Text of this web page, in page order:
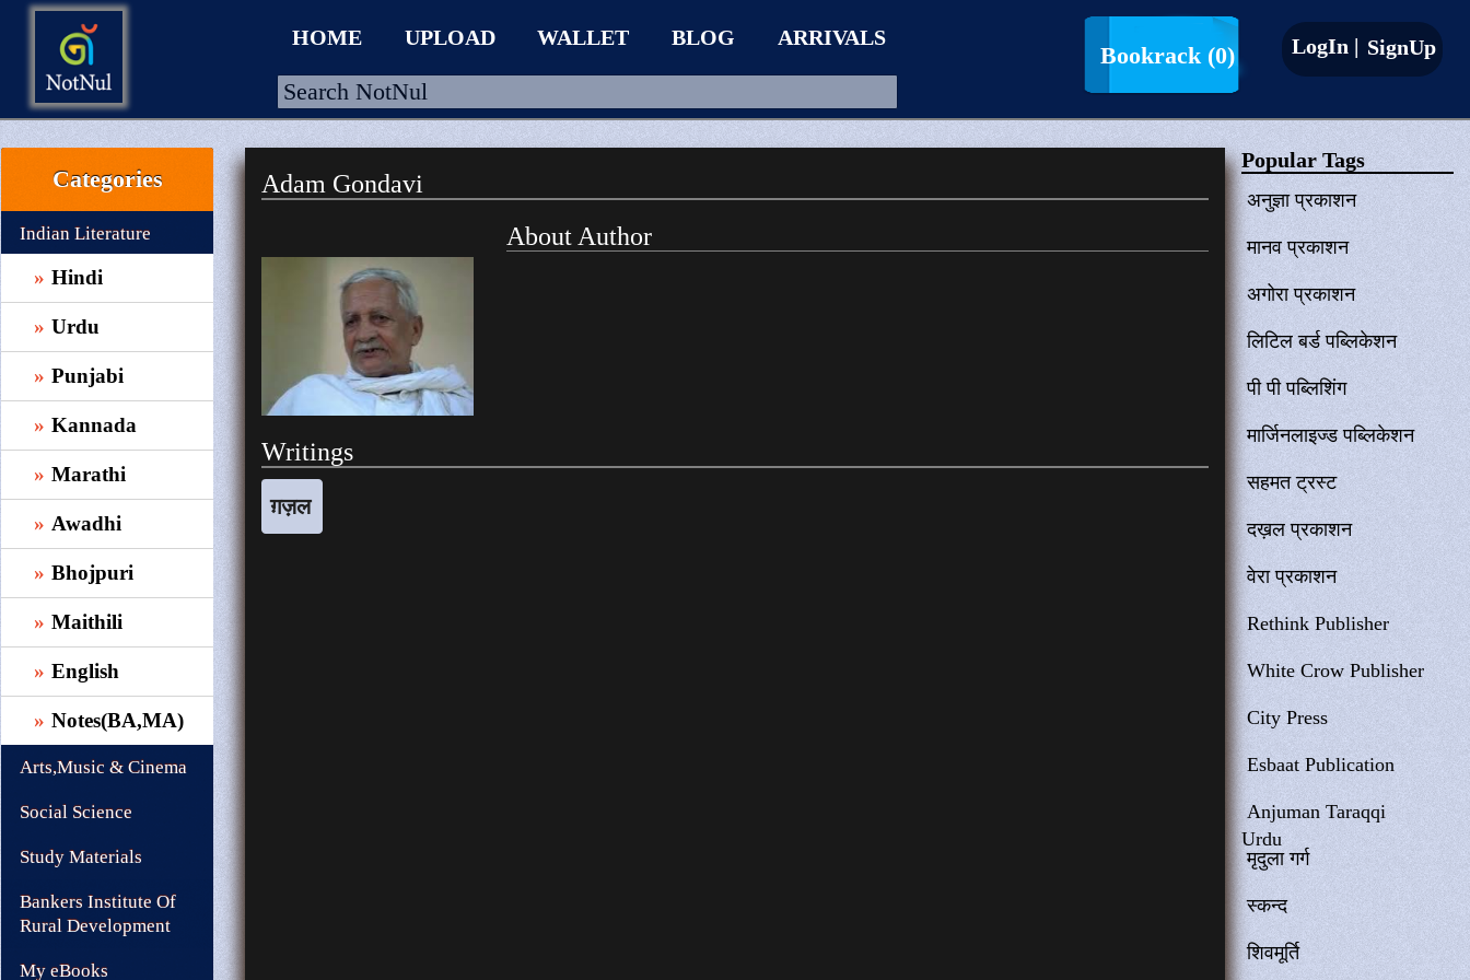
HOME
UPLOAD
WALLET
BLOG
ARRIVALS
CATEGORIES >
HOME UPLOAD WALLET BLOG ARRIVALS
Bookrack (0) LogIn | SignUp
Categories
Indian Literature
Hindi
Urdu
Punjabi
Kannada
Marathi
Awadhi
Bhojpuri
Maithili
English
Notes(BA,MA)
Arts,Music & Cinema
Social Science
Study Materials
Bankers Institute Of
Rural Development
My eBooks
Adam Gondavi
About Author
Writings
ग़ज़ल
Popular Tags
अनुज्ञा प्रकाशन
मानव प्रकाशन
अगोरा प्रकाशन
लिटिल बर्ड पब्लिकेशन
पी पी पब्लिशिंग
मार्जिनलाइज्ड पब्लिकेशन
सहमत ट्रस्ट
दख़ल प्रकाशन
वेरा प्रकाशन
Rethink Publisher
White Crow Publisher
City Press
Esbaat Publication
Anjuman Taraqqi
Urdu
मृदुला गर्ग
स्कन्द
शिवमूर्ति